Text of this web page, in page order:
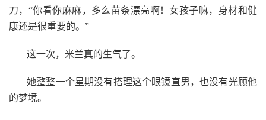
刀，“你看你麻麻，多么苗条漂亮啊！女孩子嘛，身材和健
康还是很重要的。”
这一次，米兰真的生气了。
她整整一个星期没有搭理这个眼镜直男，也没有光顾他
的梦境。